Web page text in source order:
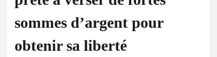
sommes d’argent pour
obtenir sa liberté